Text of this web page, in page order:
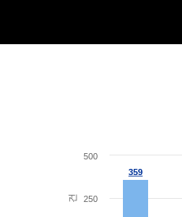
The chart has 1 X axis displaying
The chart has 1 Y axis
건
359
359
250
500